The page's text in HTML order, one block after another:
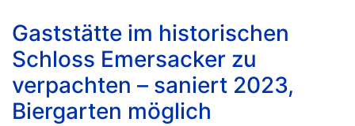
Gaststätte im historischen
Schloss Emersacker zu
verpachten – saniert 2023,
Biergarten möglich